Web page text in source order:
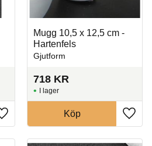
Lägg till i favoriter
Mugg 10,5 x 12,5 cm -
Hartenfels
Gjutform
718 KR
Lägg
I lager
Köp